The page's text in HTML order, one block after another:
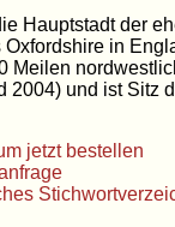
Hauptstadt der
Oxfordshire in
Meilen
2004) und ist Sitz
jetzt bestellen